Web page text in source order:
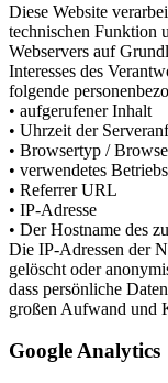
Diese Website
technischen Funktion
Webservers auf
Interesses des
folgende
• aufgerufener Inhalt
• Uhrzeit der
• Browsertyp /
• verwendetes
• Referrer URL
• IP-Adresse
• Der Hostname des
Die IP-Adressen der
gelöscht oder
dass persönliche
großen Aufwand und
Google Analytics